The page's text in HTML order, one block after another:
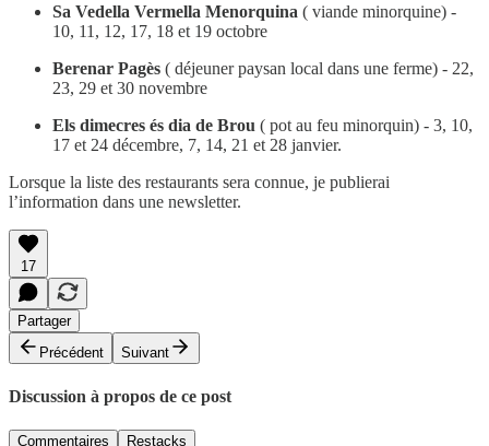
Sa Vedella Vermella Menorquina ( viande minorquine) -
10, 11, 12, 17, 18 et 19 octobre
Berenar Pagès ( déjeuner paysan local dans une ferme) - 22,
23, 29 et 30 novembre
Els dimecres és dia de Brou ( pot au feu minorquin) - 3, 10,
17 et 24 décembre, 7, 14, 21 et 28 janvier.
Lorsque la liste des restaurants sera connue, je publierai
l’information dans une newsletter.
17
Partager
Précédent
Suivant
Discussion à propos de ce post
Commentaires Restacks